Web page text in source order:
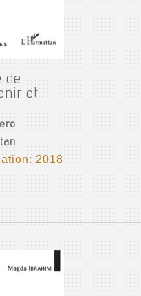
de
et
2018